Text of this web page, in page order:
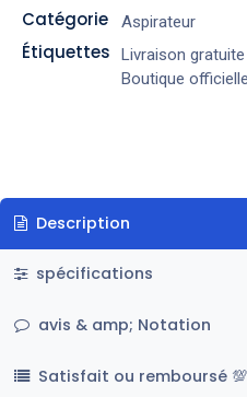
Catégorie Aspirateur
Étiquettes Livraison
Boutique
Description
spécifications
avis & amp; Notation
Satisfait ou remboursé 💯